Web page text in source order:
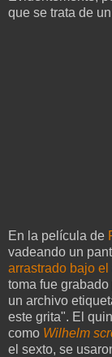
que se trata de
En la película de
vadeando un
arrastrado bajo
toma fue
un archivo
este grita". El
como Wilhelm
el sexto, se